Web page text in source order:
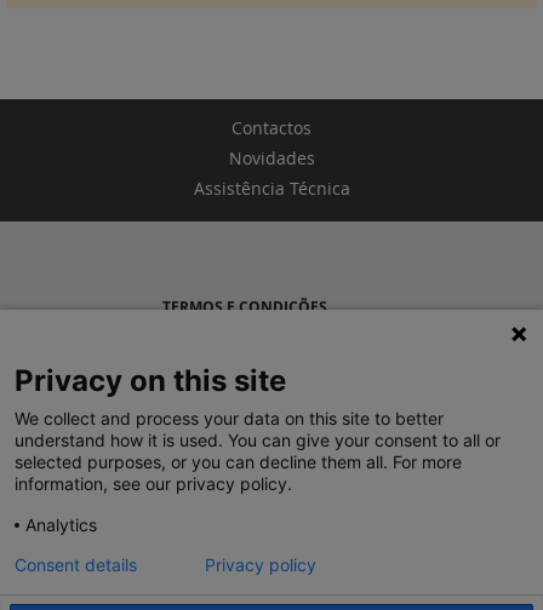
Contactos
Novidades
Assistência Técnica
TERMOS E CONDIÇÕES
LEGRAND PORTUGAL
GRUPO LEGRAND NO MUNDO
Privacy on this site
We collect and process your data on this site to better
understand how it is used. You can give your consent to all or
selected purposes, or you can decline them all. For more
information, see our privacy policy.
Analytics
Consent details
Privacy policy